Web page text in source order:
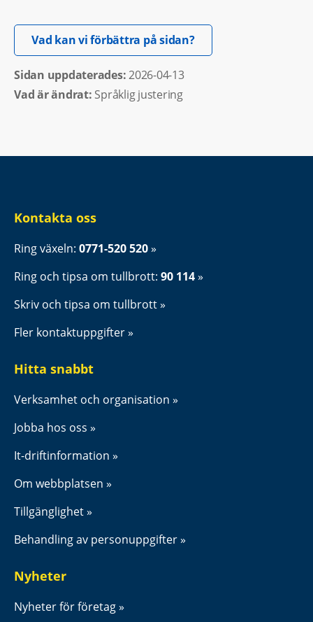
Vad kan vi förbättra på sidan?Öppnas i nytt fönster.
Sidan uppdaterades: 2026-04-13
Vad är ändrat: Språklig justering
Kontakta oss
Ring växeln: 0771-520 520
Ring och tipsa om tullbrott: 90 114
Skriv och tipsa om tullbrott
Fler kontaktuppgifter
Hitta snabbt
Verksamhet och organisation
Jobba hos oss
It-driftinformation
Om webbplatsen
Tillgänglighet
Behandling av personuppgifter
Nyheter
Nyheter för företag